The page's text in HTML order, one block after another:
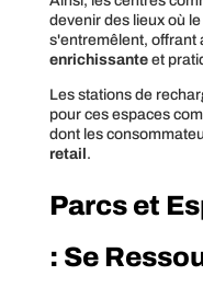
devenir des lieux où
s'entremêlent, offrant
enrichissanteet
Les stations de
pour ces espaces
dont les
retail.
Parcs et
: Se